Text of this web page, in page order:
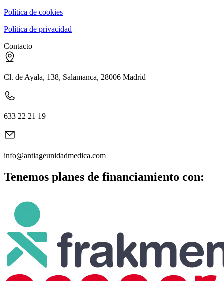
Política de cookies
Política de privacidad
Contacto
Cl. de Ayala, 138, Salamanca, 28006 Madrid
633 22 21 19
info@antiageunidadmedica.com
Tenemos planes de financiamiento con: